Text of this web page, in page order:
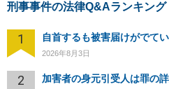
刑事事件の法律Q&Aランキング
1 自首するも被害届けがでて
2026年8月3日
2 加害者の身元引受人は罪の